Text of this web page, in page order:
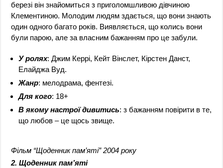
березі він знайомиться з приголомшливою дівчиною
Клементиною. Молодим людям здається, що вони знають
один одного багато років. Виявляється, що колись вони
були парою, але за власним бажанням про це забули.
У ролях: Джим Керрі, Кейт Вінслет, Кірстен Данст,
Елайджа Вуд.
Жанр: мелодрама, фентезі.
Для кого: 18+
В якому настрої дивитись: з бажанням повірити в те,
що любов – це щось звище.
Фільм “Щоденник пам’яті” 2004 року
2. Щоденник пам’яті